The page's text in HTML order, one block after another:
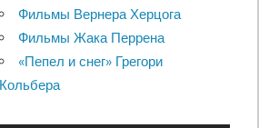
Фильмы Вернера Херцога
Фильмы Жака Перрена
«Пепел и снег» Грегори
Кольбера